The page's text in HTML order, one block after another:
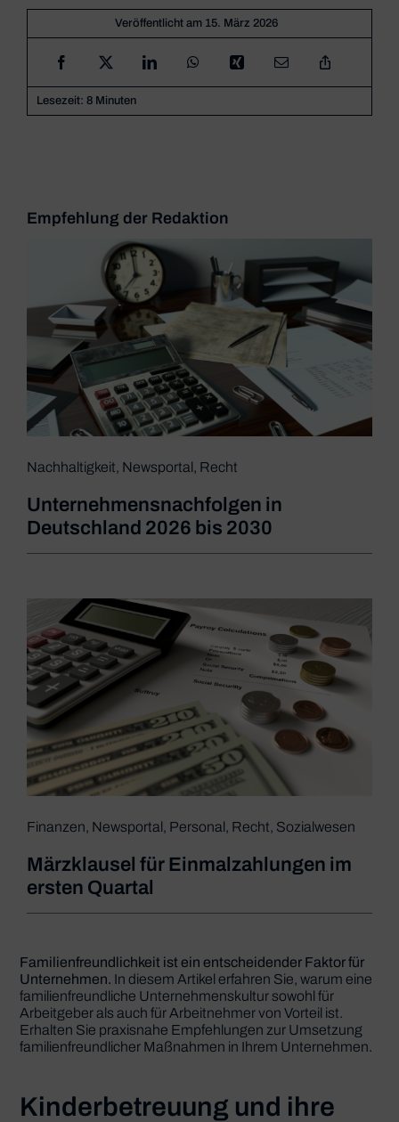
Veröffentlicht am 15. März 2026
Lesezeit: 8 Minuten
Empfehlung der Redaktion
Nachhaltigkeit, Newsportal, Recht
Unternehmensnachfolgen in
Deutschland 2026 bis 2030
Finanzen, Newsportal, Personal, Recht, Sozialwesen
Märzklausel für Einmalzahlungen im
ersten Quartal
Familienfreundlichkeit ist ein entscheidender Faktor für
Unternehmen. In diesem Artikel erfahren Sie, warum eine
familienfreundliche Unternehmenskultur sowohl für
Arbeitgeber als auch für Arbeitnehmer von Vorteil ist.
Erhalten Sie praxisnahe Empfehlungen zur Umsetzung
familienfreundlicher Maßnahmen in Ihrem Unternehmen.
Kinderbetreuung und ihre